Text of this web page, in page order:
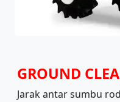
GROUND
Jarak antar sumbu